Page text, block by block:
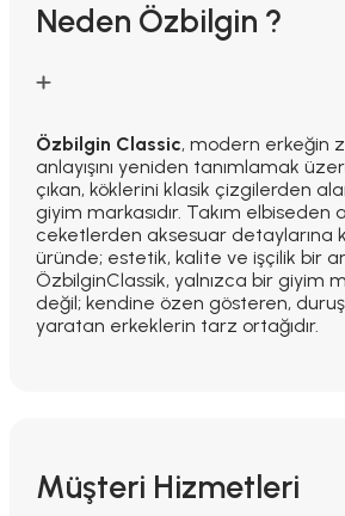
Neden Özbilgin ?
Özbilgin Classic, modern erkeğin
anlayışını yeniden tanımlamak
çıkan, köklerini klasik çizgilerden
giyim markasıdır. Takım elbiseden
ceketlerden aksesuar detaylarına
üründe; estetik, kalite ve işçilik bir
ÖzbilginClassik, yalnızca bir giyim
değil; kendine özen gösteren,
yaratan erkeklerin tarz ortağıdır.
Müşteri Hizmetleri